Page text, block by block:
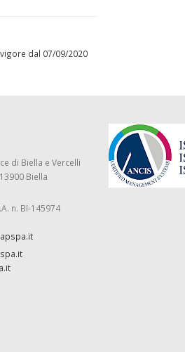
dal 07/09/2020
di Biella e Vercelli
Biella
n. BI-145974